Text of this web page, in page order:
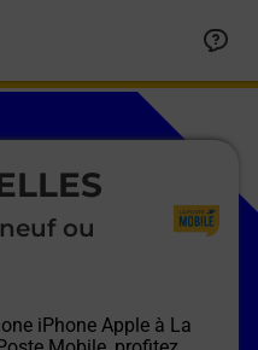
ou
iPhone Apple à La
onglet